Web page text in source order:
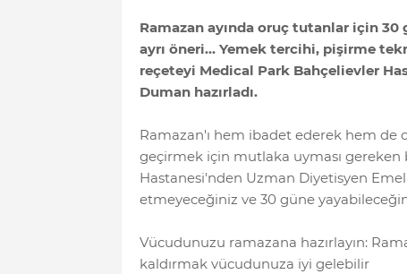
Ramazan ayında oruç tutanlar için
ayrı öneri… Yemek tercihi, pişirme
reçeteyi Medical Park Bahçelievler
Duman hazırladı.
Ramazan'ı hem ibadet ederek hem de
geçirmek için mutlaka uyması gereken
Hastanesi'nden Uzman Diyetisyen
etmeyeceğiniz ve 30 güne
Vücudunuzu ramazana hazırlayın:
kaldırmak vücudunuza iyi gelebilir